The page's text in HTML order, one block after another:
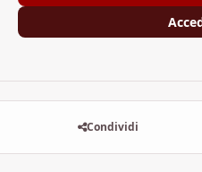
Condividi